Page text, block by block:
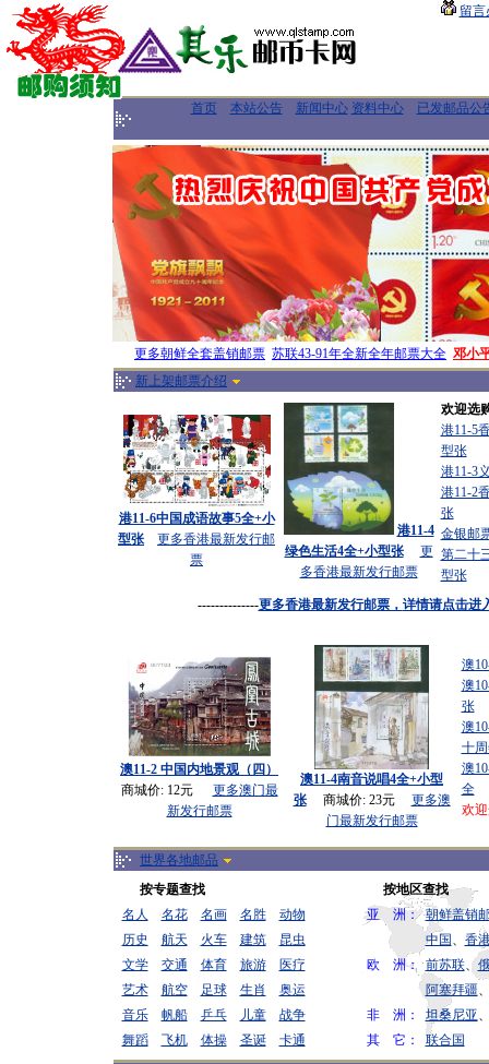
留言
首页 本站公告 新闻中心 资料中心 已发邮品公
更多朝鲜全套盖销邮票 苏联43-91年全新全年邮票大全 邓小
新上架邮票介绍
港11-6中国成语故事5全+小
型张
更多香港最新发行邮
票
港11-4
绿色生活4全+小型张
更
多香港最新发行邮票
欢迎选
港11-5
型张
港11-3
港11-2
张
金银邮
第二十
型张
--------------更多香港最新发行邮票， 详情请点击进
澳11-2 中国内地景观（四）
商城价: 12元
更多澳门最
新发行邮票
澳11-4南音说唱4全+小型
张商城价: 23元 更多澳
门最新发行邮票
澳
澳
张
澳
十
澳
全
欢
世界各地邮品
按专题查找
名人
名花 名画 名胜
动物
历史
航天 火车 建筑
昆虫
文学
交通 体育 旅游
医疗
艺术
航空 足球 生肖
奥运
音乐
帆船 乒乓 儿童
战争
舞蹈
飞机 体操 圣诞 卡通
按地区查找
亚 洲： 朝鲜盖销
中国 、 香
欧 洲： 前苏联、
阿塞拜疆
非 洲：
坦桑尼亚
其 它：
联合国